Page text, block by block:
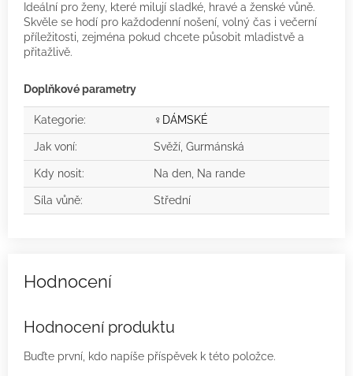
Ideální pro ženy, které milují sladké, hravé a ženské vůně.
Skvěle se hodí pro každodenní nošení, volný čas i večerní
příležitosti, zejména pokud chcete působit mladistvě a
přitažlivě.
Doplňkové parametry
Kategorie: ♀️DÁMSKÉ
Jak voní: Svěží, Gurmánská
Kdy nosit: Na den, Na rande
Síla vůně: Střední
Hodnocení produktu
Buďte první, kdo napíše příspěvek k této položce.